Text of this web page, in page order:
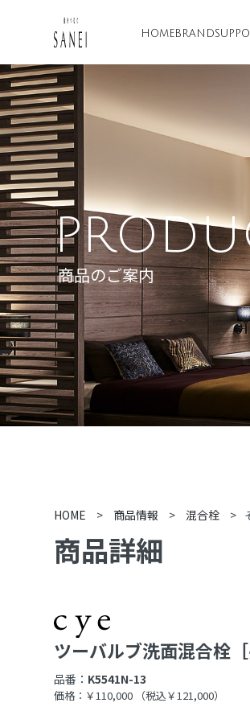
HOME BRAND
商品のご案内
HOME > 商品情報 > 混合栓 >
商品詳細
ツーバルブ洗面混合栓［
品番： K5541N-13
価格：￥110,000 （税込￥121,000）